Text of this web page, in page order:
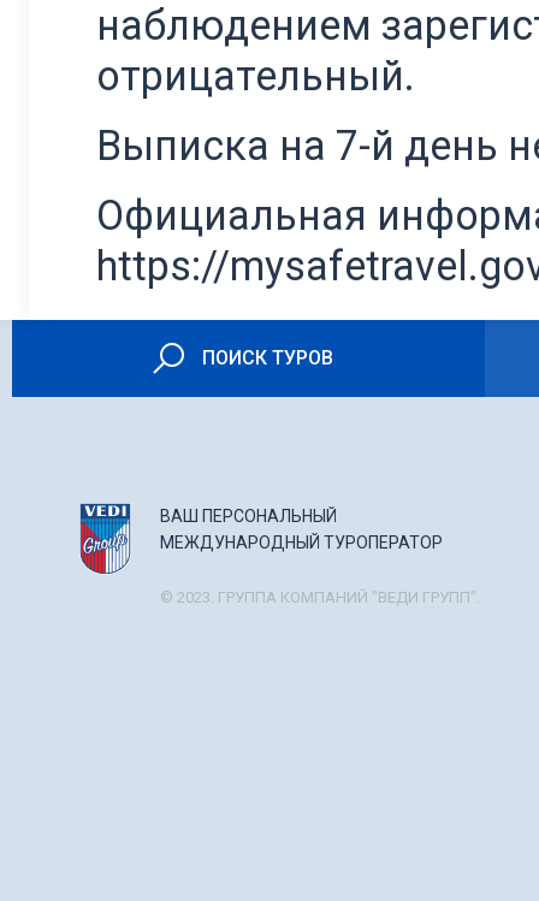
наблюдением
отрицательный.
Выписка на 7-й день
Официальная
https://
ПОИСК ТУРОВ
ВАШ ПЕРСОНАЛЬНЫЙ
МЕЖДУНАРОДНЫЙ ТУРОПЕРАТОР
© 2023. ГРУППА КОМПАНИЙ "ВЕДИ ГРУПП".